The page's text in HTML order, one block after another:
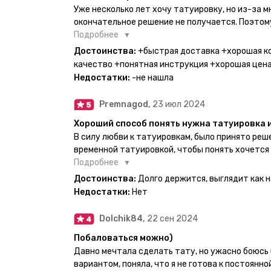
Уже несколько лет хочу татуировку, но из-за
окончательное решение не получается.
настоящей находкой. Как только тату пришли,
Хочу отметить, что у everink очень большой
значительно упрощает процесс получения
бумажный плотный конверт, внутри оказалась
специальные пакетики, салфетки, инструкция
очень мило. Я уже нанесла одну из них и
понятно объяснено, отдельным плюсом для
обозначениями тех мечт, где тату будет
всём советую и рекомендую, буду заказывать
Подробнее
Достоинства: +быстрая доставка +хорошая
качество +понятная инструкция +хорошая цена
Недостатки: -не нашла
Premnagod, 23 июл 2024
Хороший способ понять нужна татуировка
В силу любви к татуировкам, было принято
временной татуировкой, чтобы понять
как оказалось смысла набивать нет, ведь
татуировки и в случае если одна не
настоящая, держится долго, больше ничего и не
Подробнее
Достоинства: Долго держится, выглядит как
Недостатки: Нет
Dolchik84, 22 сен 2024
Побаловаться можно)
Давно мечтала сделать тату, но ужасно боюсь
вариантом, поняла, что я не готова к